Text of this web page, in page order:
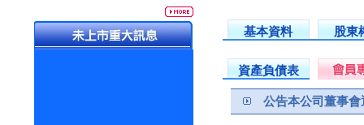
基本資料 股東
資產負債表
公告本公司董事